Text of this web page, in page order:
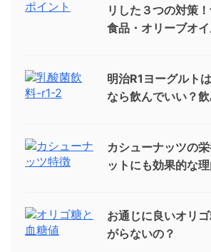
リした３つの対策
食品・オリーブオ
明治R1ヨーグルト
なら飲んでいい？
カシューナッツの
ットにも効果的な
お通じに良いオリ
がらないの？